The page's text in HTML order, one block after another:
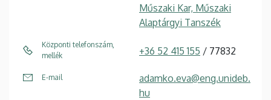
Műszaki Kar, Műszaki
Alaptárgyi Tanszék
Központi telefonszám,
mellék
+36 52 415 155 / 77832
E-mail
adamko.eva@eng.unideb.
hu